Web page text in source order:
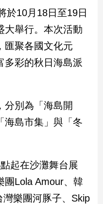
於10月18日至19日
大舉行。本次活動
匯聚各國文化元
多彩的秋日海島派
分別為「海島開
海島市集」與「冬
起在沙灘舞台展
團Lola Amour、韓
樂團河豚子、Skip